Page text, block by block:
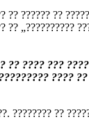
?????? ??
„??????????
???? ???
????
???????? ??